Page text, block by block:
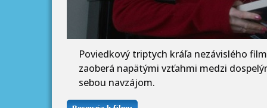
Poviedkový triptych kráľa nezávislého
zaoberá napätými vzťahmi medzi
sebou navzájom.